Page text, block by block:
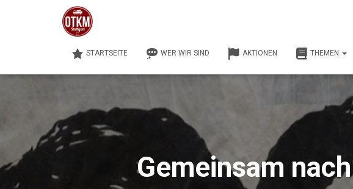
STARTSEITE WER WIR SIND AKTIONEN THEMEN
Gemeinsam